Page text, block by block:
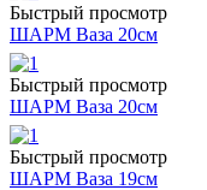
Быстрый просмотр
ШАРМ Ваза 20см
Быстрый просмотр
ШАРМ Ваза 20см
Быстрый просмотр
ШАРМ Ваза 19см